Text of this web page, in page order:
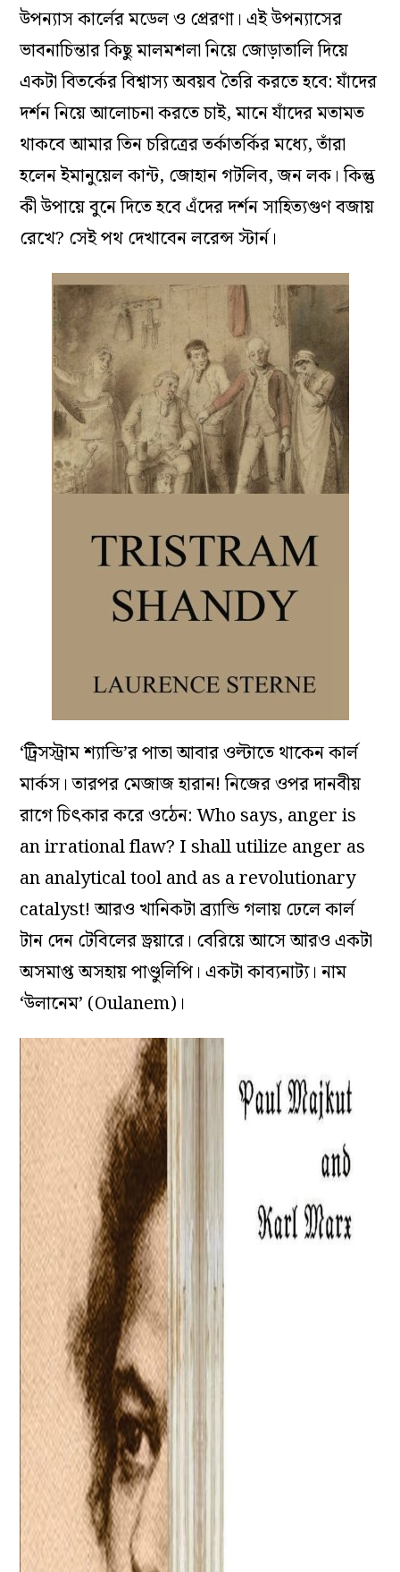
উপন্যাস কার্লের মডেল ও প্রেরণা। এই উপন্যাসের
ভাবনাচিন্তার কিছু মালমশলা নিয়ে জোড়াতালি দিয়ে
একটা বিতর্কের বিশ্বাস্য অবয়ব তৈরি করতে হবে: যাঁদের
দর্শন নিয়ে আলোচনা করতে চাই, মানে যাঁদের মতামত
থাকবে আমার তিন চরিত্রের তর্কাতর্কির মধ্যে, তাঁরা
হলেন ইমানুয়েল কান্ট, জোহান গটলিব, জন লক। কিন্তু
কী উপায়ে বুনে দিতে হবে এঁদের দর্শন সাহিত্যগুণ বজায়
রেখে? সেই পথ দেখাবেন লরেন্স স্টার্ন।
‘ট্রিসস্ট্রাম শ্যান্ডি’র পাতা আবার ওল্টাতে থাকেন কার্ল
মার্কস। তারপর মেজাজ হারান! নিজের ওপর দানবীয়
রাগে চিৎকার করে ওঠেন: Who says, anger is
an irrational flaw? I shall utilize anger as
an analytical tool and as a revolutionary
catalyst! আরও খানিকটা ব্র্যান্ডি গলায় ঢেলে কার্ল
টান দেন টেবিলের ড্রয়ারে। বেরিয়ে আসে আরও একটা
অসমাপ্ত অসহায় পাণ্ডুলিপি। একটা কাব্যনাট্য। নাম
‘উলানেম’ (Oulanem)।